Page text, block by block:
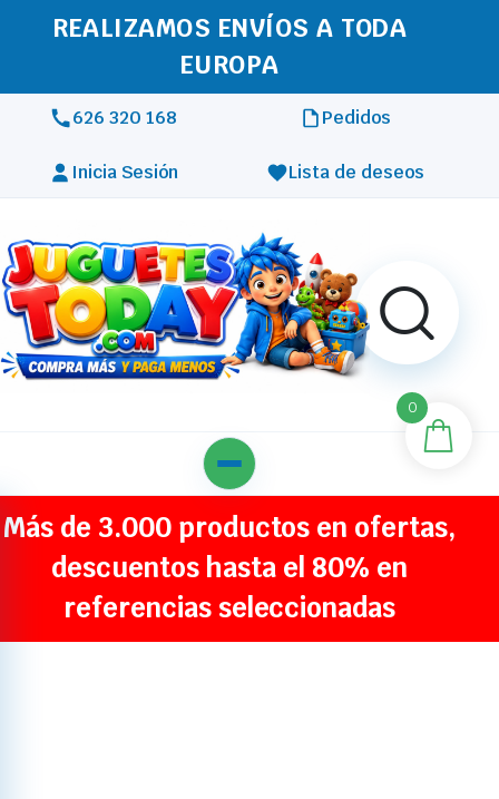
REALIZAMOS ENVÍOS A TODA
EUROPA
626 320 168 Pedidos
Inicia Sesión Lista de deseos
Más de 3.000 productos en ofertas,
descuentos hasta el 80% en
referencias seleccionadas
0